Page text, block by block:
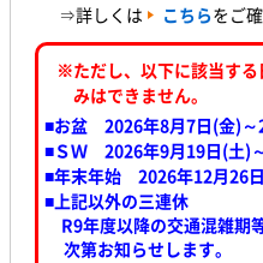
⇒詳しくは
こちらをご
※ただし、以下に該当す
みはできません。
■お盆 2026年8月7日(金)～
■ＳＷ 2026年9月19日(土)
■年末年始 2026年12月26
■上記以外の三連休
R9年度以降の交通混雑期
次第お知らせします。